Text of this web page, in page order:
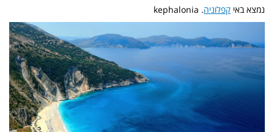
נמצא באי קפלוניה. kephalonia